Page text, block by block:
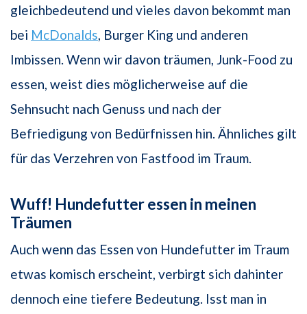
gleichbedeutend und vieles davon bekommt man
bei McDonalds , Burger King und anderen
Imbissen. Wenn wir davon träumen, Junk-Food zu
essen, weist dies möglicherweise auf die
Sehnsucht nach Genuss und nach der
Befriedigung von Bedürfnissen hin. Ähnliches gilt
für das Verzehren von Fastfood im Traum.
Wuff! Hundefutter essen in meinen
Träumen
Auch wenn das Essen von Hundefutter im Traum
etwas komisch erscheint, verbirgt sich dahinter
dennoch eine tiefere Bedeutung. Isst man in